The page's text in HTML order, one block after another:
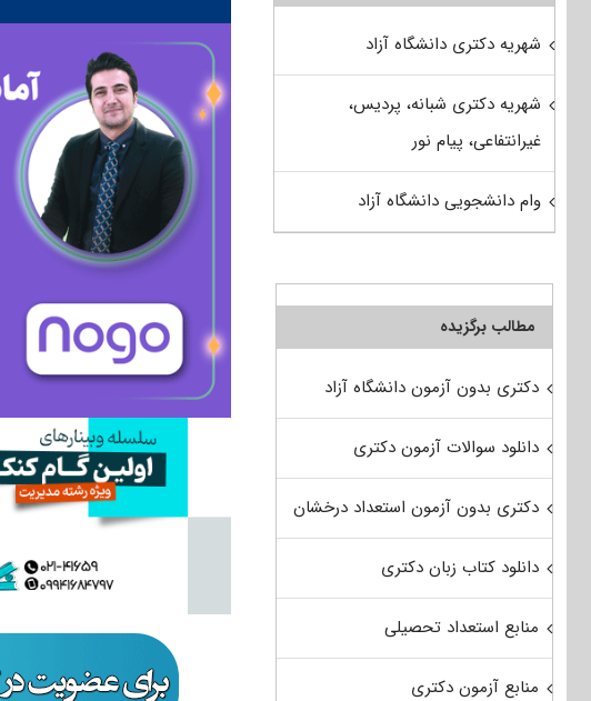
شهریه دکتری دانشگاه آزاد
شهریه دکتری شبانه، پردیس،
غیرانتفاعی، پیام نور
وام دانشجویی دانشگاه آزاد
مطالب برگزیده
دکتری بدون آزمون دانشگاه آزاد
دانلود سوالات آزمون دکتری
دکتری بدون آزمون استعداد درخشان
دانلود کتاب زبان دکتری
منابع استعداد تحصیلی
منابع آزمون دکتری